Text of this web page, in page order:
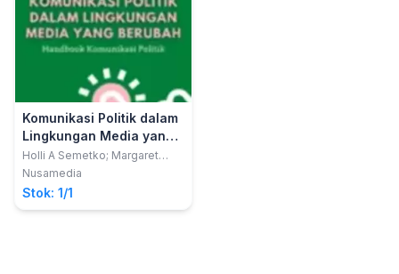
Komunikasi Politik dalam
Lingkungan Media yang
Berubah: Handbook
Komunikasi Politik
Holli A Semetko; Margaret
Scammell
Nusamedia
Stok: 1/1